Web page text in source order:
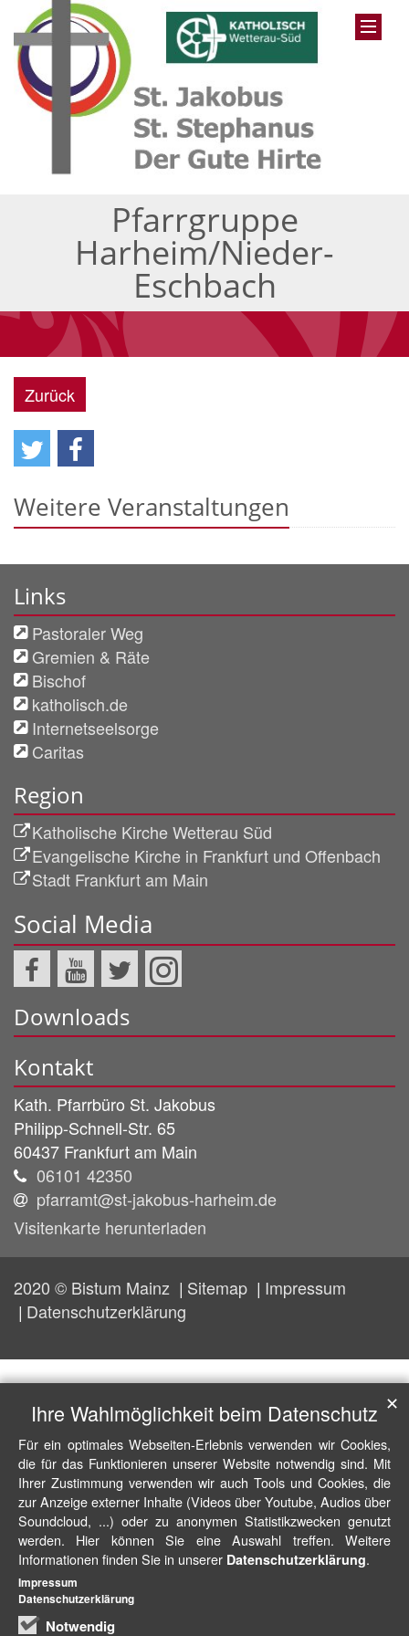
Pfarrgruppe
Harheim/Nieder-
Eschbach
Zurück
Weitere Veranstaltungen
Links
Pastoraler Weg
Gremien & Räte
Bischof
katholisch.de
Internetseelsorge
Caritas
Region
Katholische Kirche Wetterau Süd
Evangelische Kirche in Frankfurt und Offenbach
Stadt Frankfurt am Main
Social Media
Downloads
Kontakt
Kath. Pfarrbüro St. Jakobus
Philipp-Schnell-Str. 65
60437 Frankfurt am Main
06101 42350
pfarramt@st-jakobus-harheim.de
Visitenkarte herunterladen
2020 © Bistum Mainz Sitemap
Impressum
Datenschutzerklärung
Ihre Wahlmöglichkeit beim Datenschutz
Für ein optimales Webseiten-Erlebnis verwenden wir Cookies,
die für das Funktionieren unserer Website notwendig sind. Mit
Ihrer Zustimmung verwenden wir auch Tools und Cookies, die
zur Anzeige externer Inhalte (Videos über Youtube, Audios über
Soundcloud, ...) oder zu anonymen Statistikzwecken genutzt
werden. Hier können Sie eine Auswahl treffen. Weitere
Informationen finden Sie in unserer Datenschutzerklärung.
Notwendig
✕
Impressum
Datenschutzerklärung